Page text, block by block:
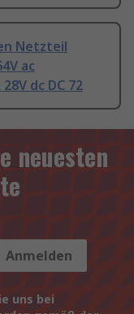
Netzteil
ac
dc DC 72
neuesten
Anmelden
uns bei